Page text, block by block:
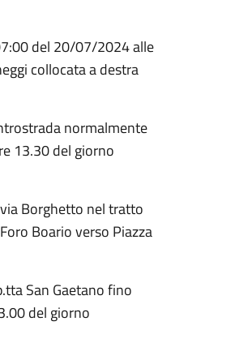
del 20/07/2024 alle
collocata a destra
normalmente
13.30 del giorno
Borghetto nel tratto
Boario verso Piazza
San Gaetano fino
del giorno